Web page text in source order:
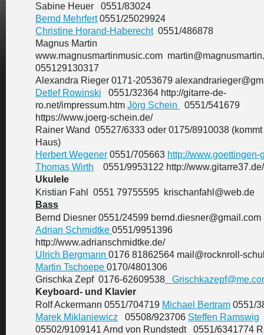
Sabine Heuer 0551/83024
Bernd Mehrfert0551/25029924
Christine Horand-Haberecht0551/486878
Magnus Martin
www.magnusmartinmusic.com
055129130317
Alexandra Rieger 0171-2053679
Detlef Rowinski 0551/32364 http://gitarre-de-
ro.net/impressum.htm Jörg Schein
0551/541679
https://www.joerg-schein.de/
Rainer Wand 05527/6333 oder 0175/8910038
Haus)
Herbert Wegener 0551/705663 http://www.goettingen-
Thomas Wirth 0551/9953122 http://www.gitarre37.de/
Ukulele
Kristian Fahl 0551 79755595 krischanfahl@web.de
Bass
Bernd Diesner 0551/24599 bernd.diesner@gmail.com
Adrian Schmidtke 0551/9951396
http://www.adrianschmidtke.de/
Ulrich Bergmann 0176 81862564 mail@rocknroll-
Martin Tschoepe 0170/4801306
Grischka Zepf 0176-62609538
Keyboard- und Klavier
Rolf Ackermann 0551/704719 Michael Bertram 0551/
Marek Miklaniewicz 05508/923706 Steffen Ramswig
05502/9109141 Arnd von Rundstedt 0551/6341774